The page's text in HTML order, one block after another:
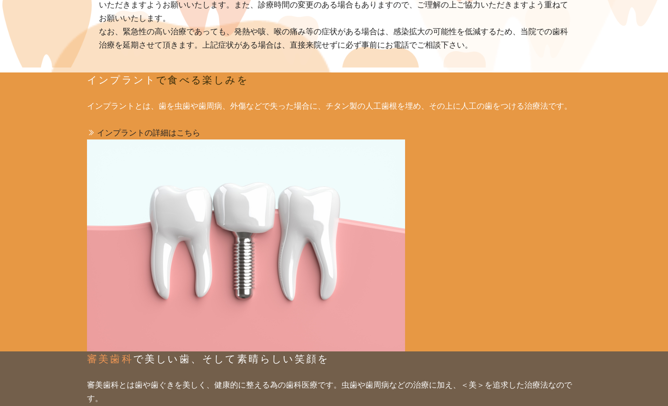
いただきますようお願いいたします。また、診療時間の変更のある場合もありますので、ご理解の上ご協力いただきますよう重ねて
お願いいたします。
なお、緊急性の高い治療であっても、発熱や咳、喉の痛み等の症状がある場合は、感染拡大の可能性を低減するため、当院での歯科
治療を延期させて頂きます。上記症状がある場合は、直接来院せずに必ず事前にお電話でご相談下さい。
インプラント で食べる楽しみを
インプラントとは、歯を虫歯や歯周病、外傷などで失った場合に、チタン製の人工歯根を埋め、その上に人工の歯をつける治療法です。
インプラントの詳細はこちら
審美歯科で美しい歯、そして素晴らしい笑顔を
審美歯科とは歯や歯ぐきを美しく、健康的に整える為の歯科医療です。虫歯や歯周病などの治療に加え、＜美＞を追求した治療法なので
す。